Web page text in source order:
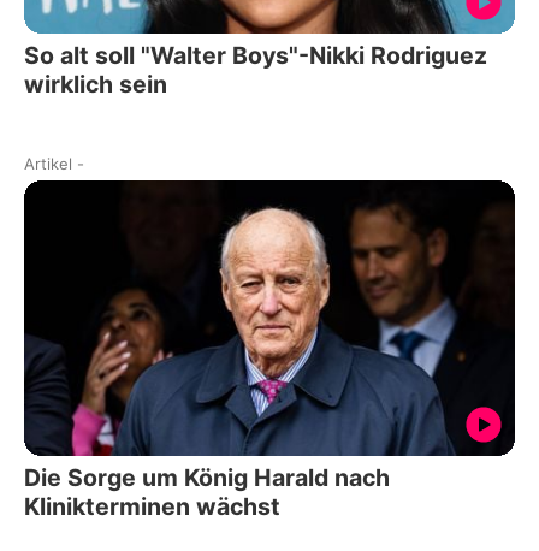
So alt soll "Walter Boys"-Nikki Rodriguez
wirklich sein
Artikel -
Die Sorge um König Harald nach
Klinikterminen wächst